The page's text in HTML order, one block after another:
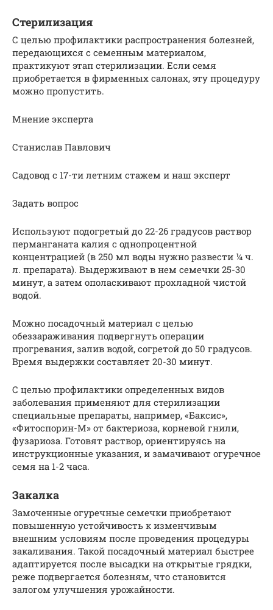
Стерилизация
С целью профилактики распространения болезней,
передающихся с семенным материалом,
практикуют этап стерилизации. Если семя
приобретается в фирменных салонах, эту процедуру
можно пропустить.
Мнение эксперта
Станислав Павлович
Садовод с 17-ти летним стажем и наш эксперт
Задать вопрос
Используют подогретый до 22-26 градусов раствор
перманганата калия с однопроцентной
концентрацией (в 250 мл воды нужно развести ¼ ч.
л. препарата). Выдерживают в нем семечки 25-30
минут, а затем ополаскивают прохладной чистой
водой.
Можно посадочный материал с целью
обеззараживания подвергнуть операции
прогревания, залив водой, согретой до 50 градусов.
Время выдержки составляет 20-30 минут.
С целью профилактики определенных видов
заболевания применяют для стерилизации
специальные препараты, например, «Баксис»,
«Фитоспорин-М» от бактериоза, корневой гнили,
фузариоза. Готовят раствор, ориентируясь на
инструкционные указания, и замачивают огуречное
семя на 1-2 часа.
Закалка
Замоченные огуречные семечки приобретают
повышенную устойчивость к изменчивым
внешним условиям после проведения процедуры
закаливания. Такой посадочный материал быстрее
адаптируется после высадки на открытые грядки,
реже подвергается болезням, что становится
залогом улучшения урожайности.